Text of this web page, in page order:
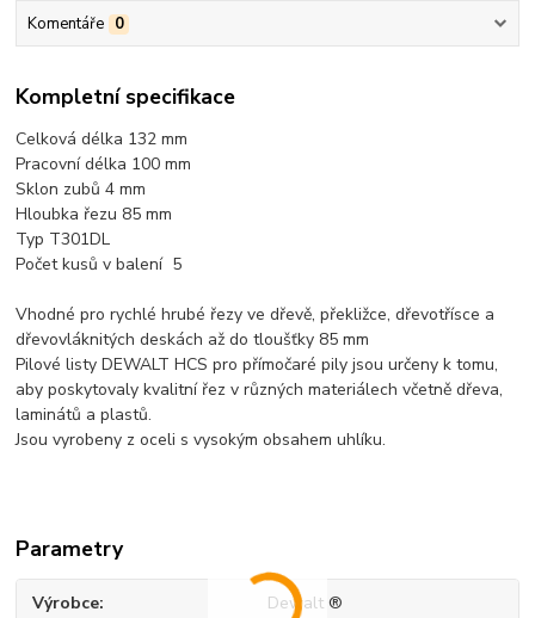
Komentáře 0
Kompletní specifikace
Celková délka 132 mm
Pracovní délka 100 mm
Sklon zubů 4 mm
Hloubka řezu 85 mm
Typ T301DL
Počet kusů v balení 5
Vhodné pro rychlé hrubé řezy ve dřevě, překližce, dřevotřísce a
dřevovláknitých deskách až do tloušťky 85 mm
Pilové listy DEWALT HCS pro přímočaré pily jsou určeny k tomu,
aby poskytovaly kvalitní řez v různých materiálech včetně dřeva,
laminátů a plastů.
Jsou vyrobeny z oceli s vysokým obsahem uhlíku.
Parametry
Výrobce Dewalt ®